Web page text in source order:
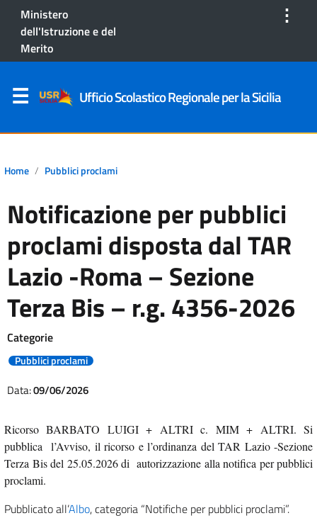
Ministero
dell'Istruzione e del
Merito
⋮
Ufficio Scolastico Regionale per la Sicilia
Home Pubblici proclami
Notificazione per pubblici
proclami disposta dal TAR
Lazio -Roma – Sezione
Terza Bis – r.g. 4356-2026
Categorie
Pubblici proclami
Data:09/06/2026
Ricorso BARBATO LUIGI + ALTRI c. MIM + ALTRI. Si
pubblica l’Avviso, il ricorso e l’ordinanza del TAR Lazio -Sezione
Terza Bis del 25.05.2026 di autorizzazione alla notifica per pubblici
proclami.
Pubblicato all’Albo, categoria “Notifiche per pubblici proclami”.